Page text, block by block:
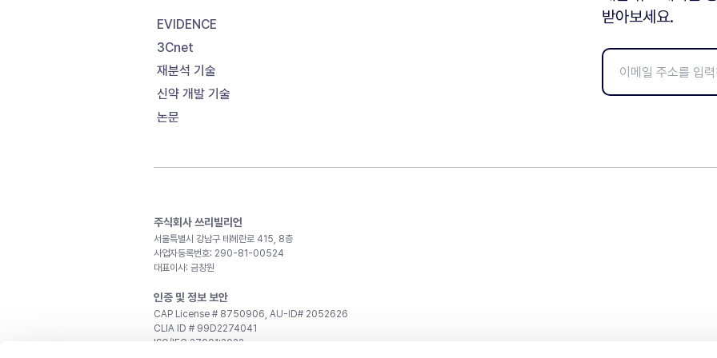
EVIDENCE
3Cnet
재분석 기술
신약 개발 기술
논문
받아보세요.
주식회사 쓰리빌리언
서울특별시 강남구 테헤란로 415, 8층
사업자등록번호: 290-81-00524
대표이사: 금창원
인증 및 정보 보안
CAP License # 8750906, AU-ID# 2052626
CLIA ID # 99D2274041
ISO/IEC 27001:2022